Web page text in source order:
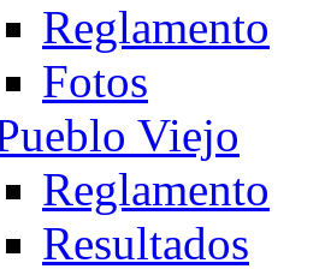
Reglamento
Fotos
Viejo
Reglamento
Resultados